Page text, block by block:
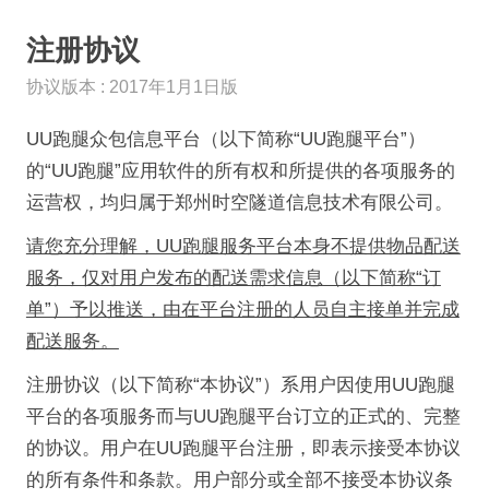
注册协议
协议版本 : 2017年1月1日版
UU跑腿众包信息平台（以下简称“UU跑腿平台”）
的“UU跑腿”应用软件的所有权和所提供的各项服务的
运营权，均归属于郑州时空隧道信息技术有限公司。
请您充分理解，UU跑腿服务平台本身不提供物品配送
服务，仅对用户发布的配送需求信息（以下简称“订
单”）予以推送，由在平台注册的人员自主接单并完成
配送服务。
注册协议（以下简称“本协议”）系用户因使用UU跑腿
平台的各项服务而与UU跑腿平台订立的正式的、完整
的协议。用户在UU跑腿平台注册，即表示接受本协议
的所有条件和条款。用户部分或全部不接受本协议条